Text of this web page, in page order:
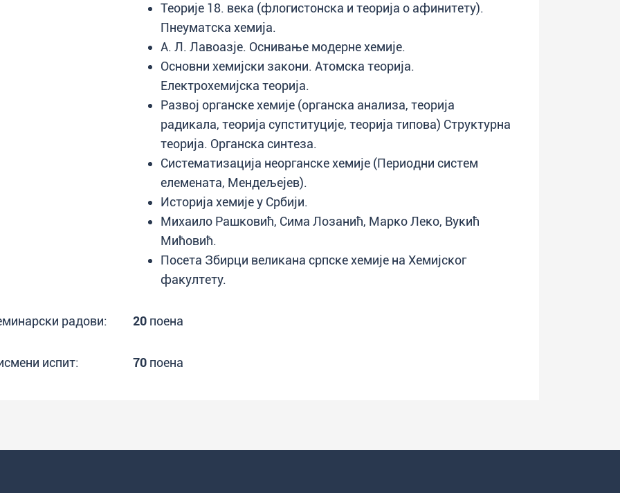
Теорије 18. века (флогистонска и теорија о афинитету).
Пнеуматска хемија.
А. Л. Лавоазје. Оснивање модерне хемије.
Основни хемијски закони. Атомска теорија.
Електрохемијска теорија.
Развој органске хемије (органска анализа, теорија
радикала, теорија супституције, теорија типова) Структурна
теорија. Органска синтеза.
Систематизација неорганске хемије (Периодни систем
елемената, Мендељејев).
Историја хемије у Србији.
Михаило Рашковић, Сима Лозанић, Марко Леко, Вукић
Мићовић.
Посета Збирци великана српске хемије на Хемијског
факултету.
радови: 20 поена
испит: 70 поена